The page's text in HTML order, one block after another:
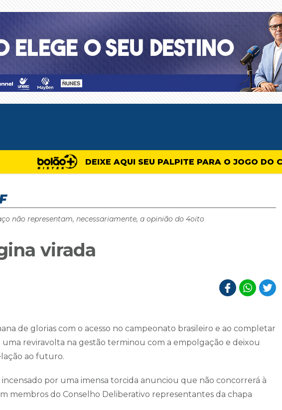
DEIXE AQUI SEU PALPITE PARA O JOGO DO
não representam, necessariamente, a opinião do 4oito
virada
de glorias com o acesso no campeonato brasileiro e ao completar
reviravolta na gestão terminou com a empolgação e deixou
ao futuro.
por uma imensa torcida anunciou que não concorrerá à
membros do Conselho Deliberativo representantes da chapa